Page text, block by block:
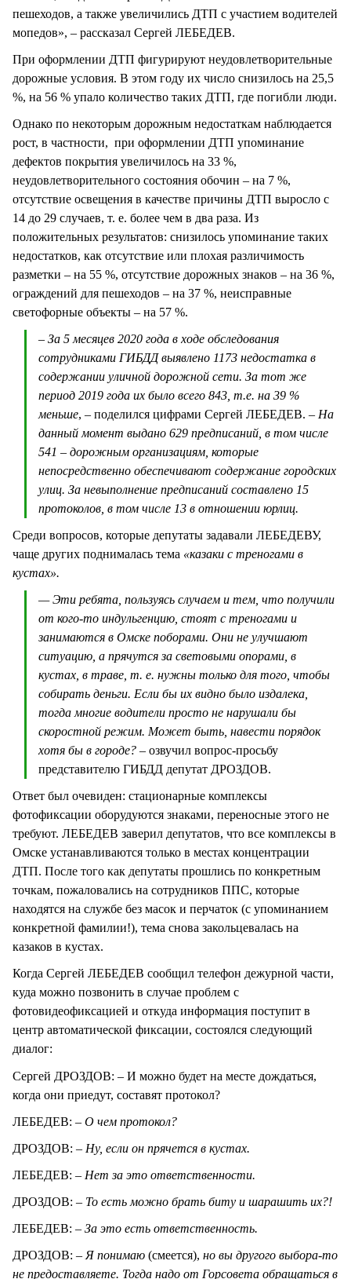
пешеходов, а также увеличились ДТП с участием водителей
мопедов», – рассказал Сергей ЛЕБЕДЕВ.
При оформлении ДТП фигурируют неудовлетворительные
дорожные условия. В этом году их число снизилось на 25,5
%, на 56 % упало количество таких ДТП, где погибли люди.
Однако по некоторым дорожным недостаткам наблюдается
рост, в частности, при оформлении ДТП упоминание
дефектов покрытия увеличилось на 33 %,
неудовлетворительного состояния обочин – на 7 %,
отсутствие освещения в качестве причины ДТП выросло с
14 до 29 случаев, т. е. более чем в два раза. Из
положительных результатов: снизилось упоминание таких
недостатков, как отсутствие или плохая различимость
разметки – на 55 %, отсутствие дорожных знаков – на 36 %,
ограждений для пешеходов – на 37 %, неисправные
светофорные объекты – на 57 %.
– За 5 месяцев 2020 года в ходе обследования
сотрудниками ГИБДД выявлено 1173 недостатка в
содержании уличной дорожной сети. За тот же
период 2019 года их было всего 843, т.е. на 39 %
меньше, – поделился цифрами Сергей ЛЕБЕДЕВ. – На
данный момент выдано 629 предписаний, в том числе
541 – дорожным организациям, которые
непосредственно обеспечивают содержание городских
улиц. За невыполнение предписаний составлено 15
протоколов, в том числе 13 в отношении юрлиц.
Среди вопросов, которые депутаты задавали ЛЕБЕДЕВУ,
чаще других поднималась тема «казаки с треногами в
кустах».
— Эти ребята, пользуясь случаем и тем, что получили
от кого-то индульгенцию, стоят с треногами и
занимаются в Омске поборами. Они не улучшают
ситуацию, а прячутся за световыми опорами, в
кустах, в траве, т. е. нужны только для того, чтобы
собирать деньги. Если бы их видно было издалека,
тогда многие водители просто не нарушали бы
скоростной режим. Может быть, навести порядок
хотя бы в городе? – озвучил вопрос-просьбу
представителю ГИБДД депутат ДРОЗДОВ.
Ответ был очевиден: стационарные комплексы
фотофиксации оборудуются знаками, переносные этого не
требуют. ЛЕБЕДЕВ заверил депутатов, что все комплексы в
Омске устанавливаются только в местах концентрации
ДТП. После того как депутаты прошлись по конкретным
точкам, пожаловались на сотрудников ППС, которые
находятся на службе без масок и перчаток (с упоминанием
конкретной фамилии!), тема снова закольцевалась на
казаков в кустах.
Когда Сергей ЛЕБЕДЕВ сообщил телефон дежурной части,
куда можно позвонить в случае проблем с
фотовидеофиксацией и откуда информация поступит в
центр автоматической фиксации, состоялся следующий
диалог:
Сергей ДРОЗДОВ: – И можно будет на месте дождаться,
когда они приедут, составят протокол?
ЛЕБЕДЕВ: – О чем протокол?
ДРОЗДОВ: – Ну, если он прячется в кустах.
ЛЕБЕДЕВ: – Нет за это ответственности.
ДРОЗДОВ: – То есть можно брать биту и шарашить их?!
ЛЕБЕДЕВ: – За это есть ответственность.
ДРОЗДОВ: – Я понимаю (смеется), но вы другого выбора-то
не предоставляете. Тогда надо от Горсовета обращаться в